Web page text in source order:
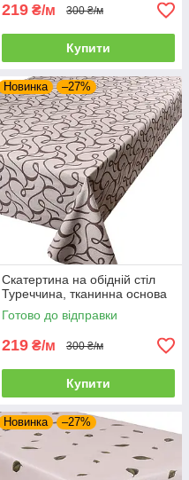
219 ₴/м 300 ₴/м
Купити
Новинка –27%
Скатертина на обідній стіл
Туреччина, тканинна основа
Готово до відправки
219 ₴/м 300 ₴/м
Купити
Новинка –27%